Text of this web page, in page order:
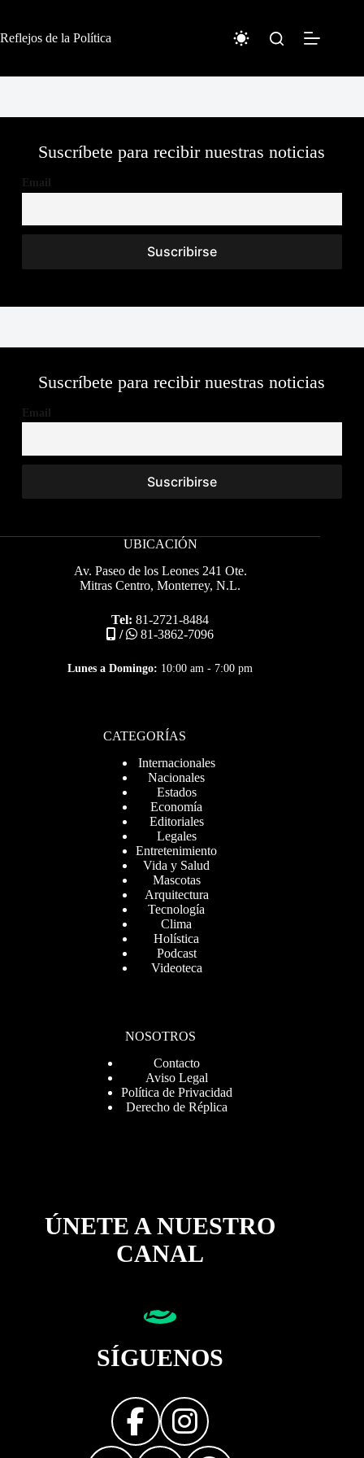
content
Reflejos de la Política
Suscríbete para recibir nuestras noticias
Email
Suscríbete para recibir nuestras noticias
Email
UBICACIÓN
Av. Paseo de los Leones 241 Ote.
Mitras Centro, Monterrey, N.L.
Tel: 81-2721-8484
/
81-3862-7096
Lunes a Domingo: 10:00 am - 7:00 pm
CATEGORÍAS
Internacionales
Nacionales
Estados
Economía
Editoriales
Legales
Entretenimiento
Vida y Salud
Mascotas
Arquitectura
Tecnología
Clima
Holística
Podcast
Videoteca
NOSOTROS
Contacto
Aviso Legal
Política de Privacidad
Derecho de Réplica
ÚNETE A NUESTRO
CANAL
SÍGUENOS